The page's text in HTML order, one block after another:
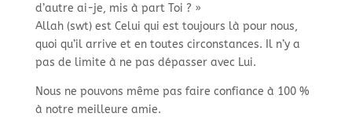
d’autre ai-je, mis à part Toi ? »
Allah (swt) est Celui qui est toujours là pour nous,
quoi qu’il arrive et en toutes circonstances. Il n’y a
pas de limite à ne pas dépasser avec Lui.
Nous ne pouvons même pas faire confiance à 100 %
à notre meilleure amie.